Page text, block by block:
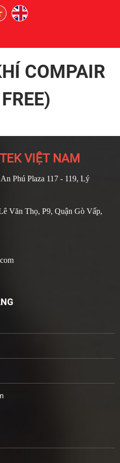
COMPAIR
VIỆT NAM
Phú Plaza 117 - 119, Lý
Văn Thọ, P9, Quận Gò Vấp,